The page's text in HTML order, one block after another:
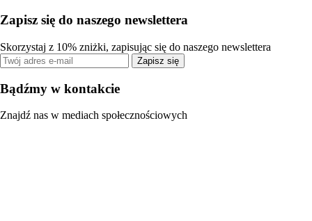
Zapisz się do naszego newslettera
Skorzystaj z 10% zniżki, zapisując się do naszego newslettera
Zapisz się
Bądźmy w kontakcie
Znajdź nas w mediach społecznościowych